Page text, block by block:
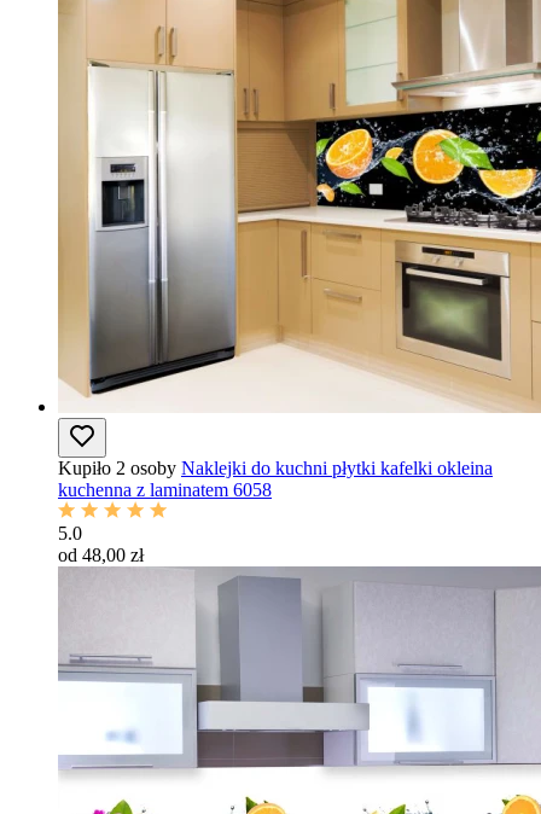
Kupiło 2 osoby Naklejki do kuchni płytki kafelki okleina
kuchenna z laminatem 6058
5.0
od 48,00 zł